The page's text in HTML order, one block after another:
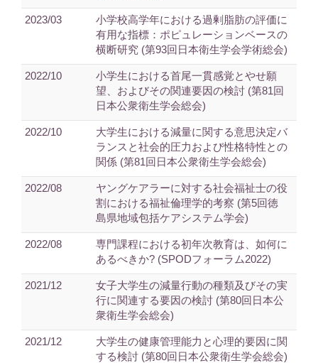
2023/03
小学校高学年における過剰脂肪の評価に
有用な指標：ポピュレーションベースの
横断研究 (第93回日本衛生学会学術総会)
2022/10
小学生における首尾一貫感覚とやせ願
望、およびその関連要因の検討 (第81回
日本公衆衛生学会総会)
2022/10
大学生における減量に関する意思決定バ
ランスと社会的圧力および性格特性との
関係 (第81回日本公衆衛生学会総会)
2022/08
ヤングケアラーに対する社会福祉士の役
割における福祉倫理学的考察 (第5回徳
島県地域包括ケアシステム学会)
2022/08
専門課程における初年次教育は、如何に
あるべきか? (SPODフォーラム2022)
2021/12
女子大学生の減量行動の種類及びその実
行に関連する要因の検討 (第80回日本公
衆衛生学会総会)
2021/12
大学生の健康管理能力と心理的要因に関
する検討 (第80回日本公衆衛生学会総会)